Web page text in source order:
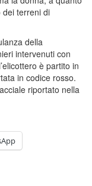
dei terreni di
della
intervenuti con
è partito in
in codice rosso.
riportato nella